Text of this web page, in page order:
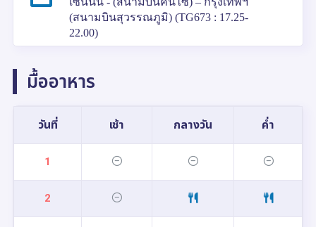
(สนามบินสุวรรณภูมิ) (TG673 : 17.25-
22.00)
มื้ออาหาร
วันที่ เช้า กลางวัน ค่ำ
1
2